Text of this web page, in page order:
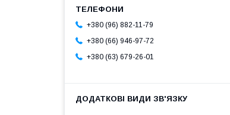
+380 (96) 882-11-79
+380 (66) 946-97-72
+380 (63) 679-26-01